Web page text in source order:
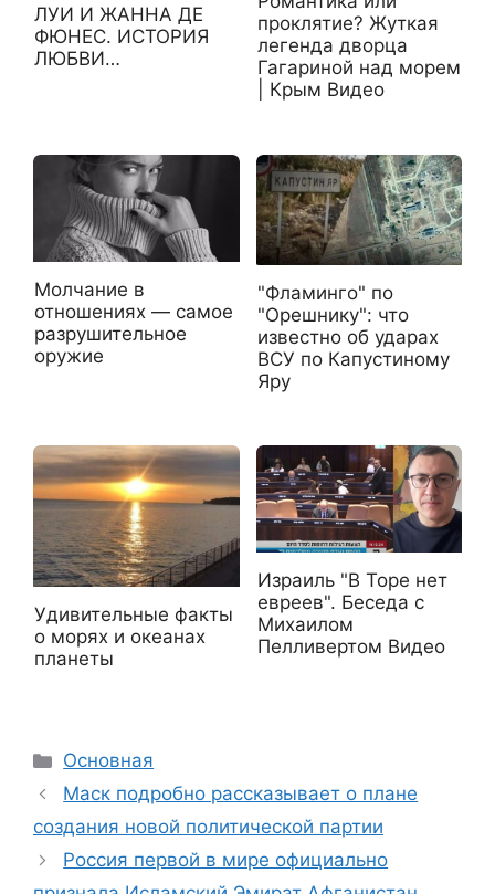
ЛУИ И ЖАННА ДЕ
ФЮНЕС. ИСТОРИЯ
ЛЮБВИ…
проклятие? Жуткая
легенда дворца
Гагариной над морем
| Крым Видео
Молчание в
отношениях — самое
разрушительное
оружие
"Фламинго" по
"Орешнику": что
известно об ударах
ВСУ по Капустиному
Яру
Удивительные факты
о морях и океанах
планеты
Израиль "В Торе нет
евреев". Беседа с
Михаилом
Пелливертом Видео
Рубрики
Основная
Маск подробно рассказывает о плане
создания новой политической партии
Россия первой в мире официально